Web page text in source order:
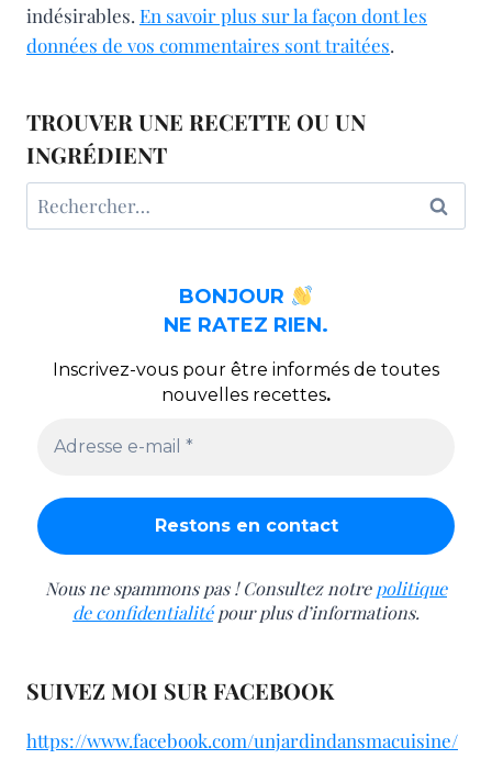
indésirables. En savoir plus sur la façon dont les
données de vos commentaires sont traitées.
TROUVER UNE RECETTE OU UN
INGRÉDIENT
Rechercher :
BONJOUR
NE RATEZ RIEN.
Inscrivez-vous pour être informés de toutes
nouvelles recettes.
Nous ne spammons pas ! Consultez notre politique
de confidentialitépour plus d’informations.
SUIVEZ MOI SUR FACEBOOK
https://www.facebook.com/unjardindansmacuisine/